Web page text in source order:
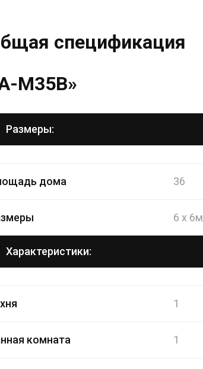
спецификация
M35В»
Размеры:
дома 36
6 x 6м
Характеристики:
1
комната 1